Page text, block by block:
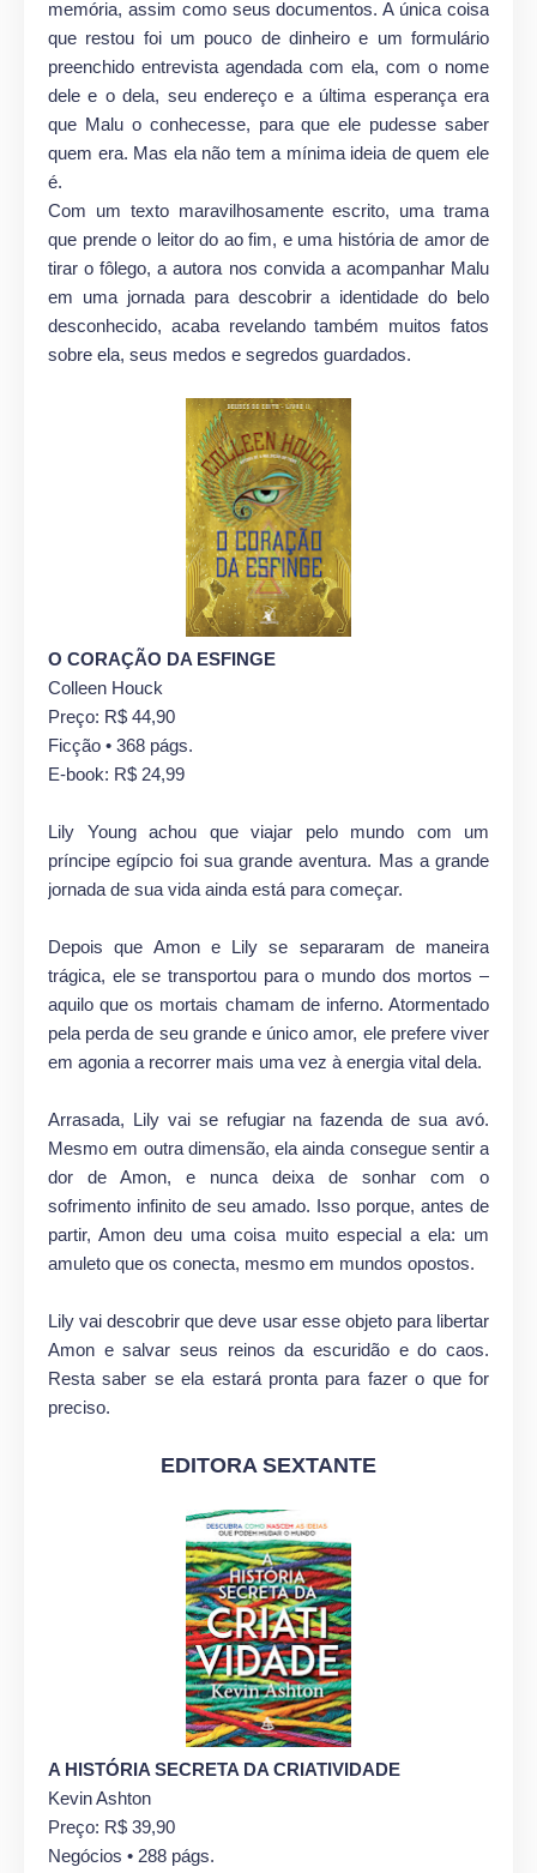
memória, assim como seus documentos. A única coisa
que restou foi um pouco de dinheiro e um formulário
preenchido entrevista agendada com ela, com o nome
dele e o dela, seu endereço e a última esperança era
que Malu o conhecesse, para que ele pudesse saber
quem era. Mas ela não tem a mínima ideia de quem ele
é.
Com um texto maravilhosamente escrito, uma trama
que prende o leitor do ao fim, e uma história de amor de
tirar o fôlego, a autora nos convida a acompanhar Malu
em uma jornada para descobrir a identidade do belo
desconhecido, acaba revelando também muitos fatos
sobre ela, seus medos e segredos guardados.
O CORAÇÃO DA ESFINGE
Colleen Houck
Preço: R$ 44,90
Ficção • 368 págs.
E-book: R$ 24,99
Lily Young achou que viajar pelo mundo com um
príncipe egípcio foi sua grande aventura. Mas a grande
jornada de sua vida ainda está para começar.
Depois que Amon e Lily se separaram de maneira
trágica, ele se transportou para o mundo dos mortos –
aquilo que os mortais chamam de inferno. Atormentado
pela perda de seu grande e único amor, ele prefere viver
em agonia a recorrer mais uma vez à energia vital dela.
Arrasada, Lily vai se refugiar na fazenda de sua avó.
Mesmo em outra dimensão, ela ainda consegue sentir a
dor de Amon, e nunca deixa de sonhar com o
sofrimento infinito de seu amado. Isso porque, antes de
partir, Amon deu uma coisa muito especial a ela: um
amuleto que os conecta, mesmo em mundos opostos.
Lily vai descobrir que deve usar esse objeto para libertar
Amon e salvar seus reinos da escuridão e do caos.
Resta saber se ela estará pronta para fazer o que for
preciso.
EDITORA SEXTANTE
A HISTÓRIA SECRETA DA CRIATIVIDADE
Kevin Ashton
Preço: R$ 39,90
Negócios • 288 págs.